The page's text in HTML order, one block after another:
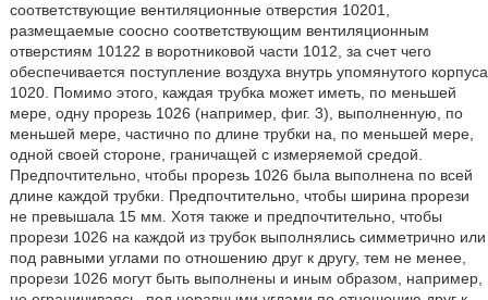
соответствующие вентиляционные отверстия 10201,
размещаемые соосно соответствующим вентиляционным
отверстиям 10122 в воротниковой части 1012, за счет чего
обеспечивается поступление воздуха внутрь упомянутого корпуса
1020. Помимо этого, каждая трубка может иметь, по меньшей
мере, одну прорезь 1026 (например, фиг. 3), выполненную, по
меньшей мере, частично по длине трубки на, по меньшей мере,
одной своей стороне, граничащей с измеряемой средой.
Предпочтительно, чтобы прорезь 1026 была выполнена по всей
длине каждой трубки. Предпочтительно, чтобы ширина прорези
не превышала 15 мм. Хотя также и предпочтительно, чтобы
прорези 1026 на каждой из трубок выполнялись симметрично или
под равными углами по отношению друг к другу, тем не менее,
прорези 1026 могут быть выполнены и иным образом, например,